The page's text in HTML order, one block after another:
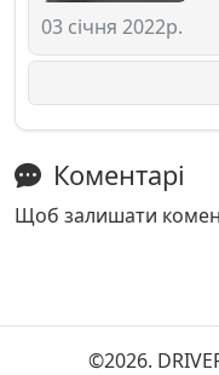
03 січня 2022р.
Коментарі
Щоб залишати
©2026.